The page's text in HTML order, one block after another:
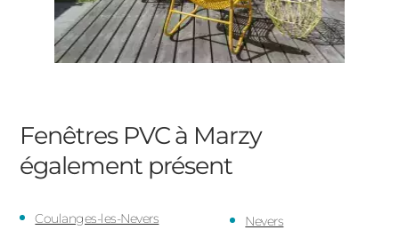
Fenêtres PVC à Marzy
également présent
Coulanges-les-Nevers
Nevers